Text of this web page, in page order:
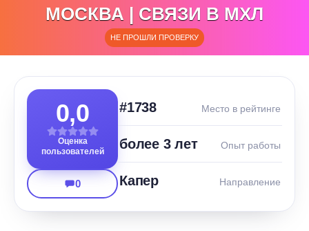
МОСКВА | СВЯЗИ В МХЛ
НЕ ПРОШЛИ ПРОВЕРКУ
0,0
Оценка
пользователей
0
#1738 Место в рейтинге
более 3 лет Опыт работы
Капер Направление